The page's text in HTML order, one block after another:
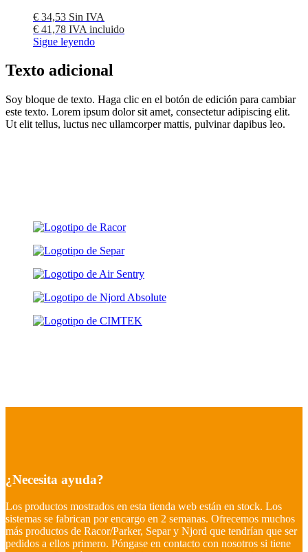
€ 34,53 Sin IVA
€ 41,78 IVA incluido
Sigue leyendo
Texto adicional
Soy bloque de texto. Haga clic en el botón de edición para cambiar
este texto. Lorem ipsum dolor sit amet, consectetur adipiscing elit.
Ut elit tellus, luctus nec ullamcorper mattis, pulvinar dapibus leo.
¿Necesita ayuda?
Los productos mostrados en esta tienda web están en stock. Los
sistemas se fabrican por encargo en 2 semanas. Ofrecemos muchos
más productos de Racor/Parker, Separ y Njord que tendrían que ser
pedidos a ellos primero. Póngase en contacto con nosotros si tiene